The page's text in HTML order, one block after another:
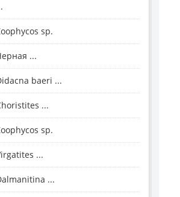
sp.
...
baeri ...
...
sp.
...
...